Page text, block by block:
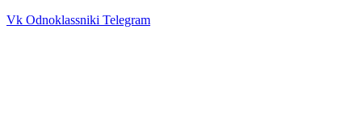
Vk Odnoklassniki Telegram